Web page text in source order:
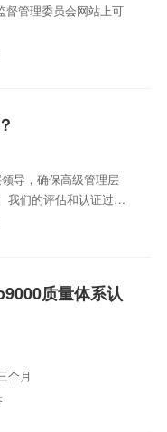
督管理委员会网站上可
导，确保高级管理层
我们的评估和认证过程
的工作实践确保您能
质量体系认
个月